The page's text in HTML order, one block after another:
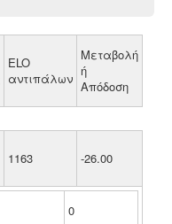
ELO
αντιπάλων
Μεταβολή
ή
Απόδοση
1163 -26.00
0